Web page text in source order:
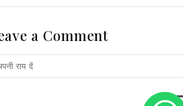
a Comment